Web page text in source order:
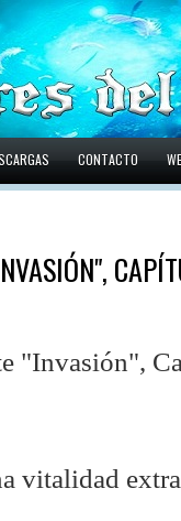
CONTACTO
"Invasión",
vitalidad